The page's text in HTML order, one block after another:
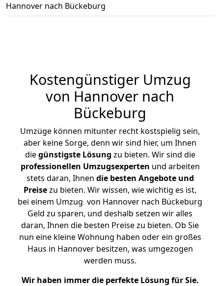
Hannover nach Bückeburg
Kostengünstiger Umzug
von Hannover nach
Bückeburg
Umzüge können mitunter recht kostspielig sein,
aber keine Sorge, denn wir sind hier, um Ihnen
diegünstigste Lösung zu bieten. Wir sind die
professionellen Umzugsexperten und arbeiten
stets daran, Ihnen die besten Angebote und
Preisezu bieten. Wir wissen, wie wichtig es ist,
bei einem Umzug von Hannover nach Bückeburg
Geld zu sparen, und deshalb setzen wir alles
daran, Ihnen die besten Preise zu bieten. Ob Sie
nun eine kleine Wohnung haben oder ein großes
Haus in Hannover besitzen, was umgezogen
werden muss.
Wir haben immer die perfekte Lösung für Sie.